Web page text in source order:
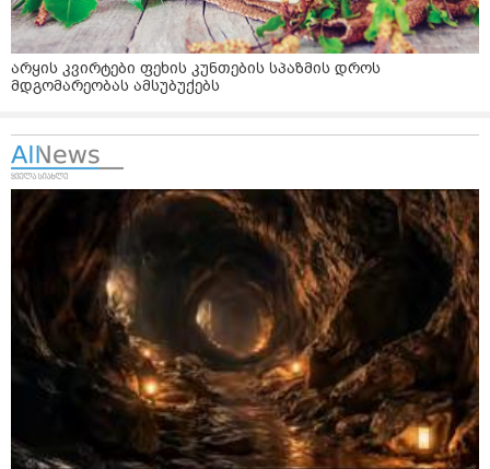
არყის კვირტები ფეხის კუნთების სპაზმის დროს
მდგომარეობას ამსუბუქებს